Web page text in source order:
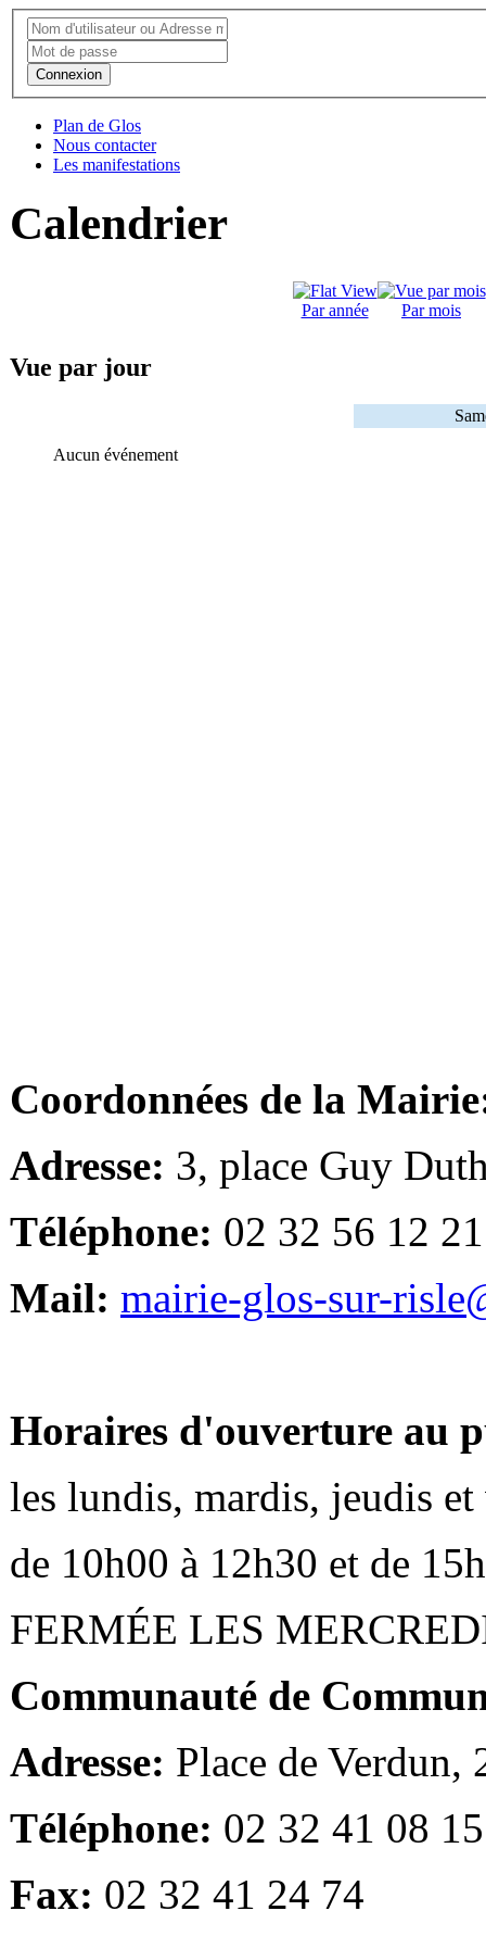
Connexion
Plan de Glos
Nous contacter
Les manifestations
Calendrier
Par année Par mois
Vue par jour
Aucun événement
Coordonnées de la
Adresse: 3, place Guy
Téléphone: 02 32 56 12 21
Mail: mairie-glos-sur-
Horaires d'ouverture au
les lundis, mardis, jeudis et
de 10h00 à 12h30 et de
FERMÉE LES
Communauté de
Adresse: Place de Verdun,
Téléphone: 02 32 41 08 15
Fax: 02 32 41 24 74